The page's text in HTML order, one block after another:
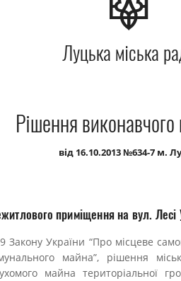
Луцька міська
Рішення виконавчого
від 16.10.2013 №634-7 м.
приміщення на вул. Лесі
Закону України “Про місцеве
майна”, рішення
майна територіальної